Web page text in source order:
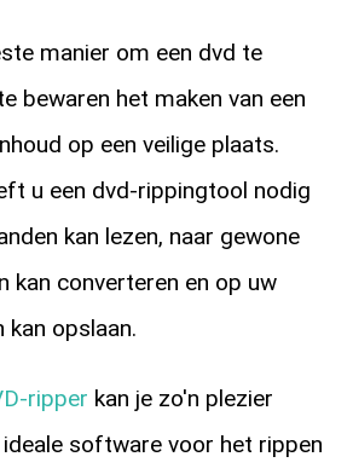
manier om een dvd te
bewaren het maken van een
op een veilige plaats.
u een dvd-rippingtool nodig
kan lezen, naar gewone
kan converteren en op uw
opslaan.
ripper kan je zo'n plezier
software voor het rippen